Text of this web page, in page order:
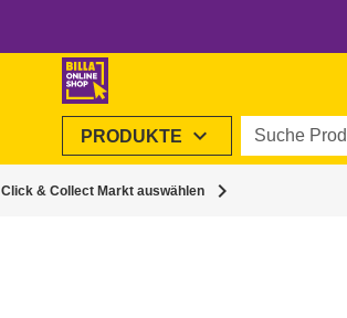
PRODUKTE expand_more Suche
Click & Collect Markt auswählen chevron_right